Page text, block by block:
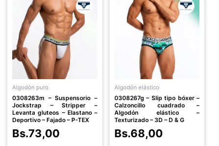
Algodón puro
0308263m – Suspensorio –
Jockstrap – Stripper –
Levanta gluteos – Elastano –
Deportivo – Fajado – P-TEX
Bs.73,00
producto
tiene
múltiples
variantes.
Las
opciones
se
pueden
en
la
página
Algodón elástico
0308267g – Slip tipo bóxer –
Calzoncillo cuadrado –
Algodón elástico –
Texturizado – 3D – D & G
Bs.68,00
producto
tiene
múltiples
variantes.
Las
opciones
se
pueden
en
la
página